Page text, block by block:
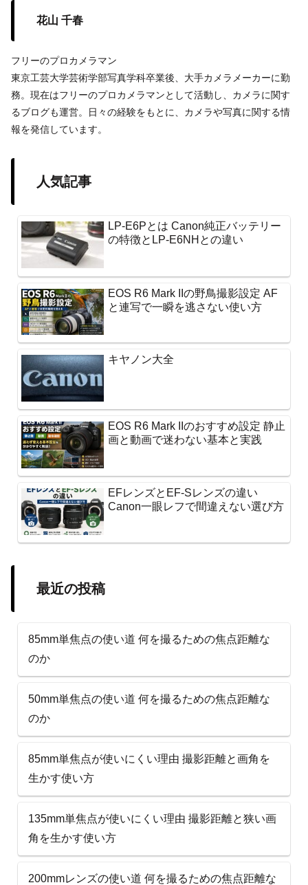
花山 千春
フリーのプロカメラマン
東京工芸大学芸術学部写真学科卒業後、大手カメラメーカーに勤
務。現在はフリーのプロカメラマンとして活動し、カメラに関す
るブログも運営。日々の経験をもとに、カメラや写真に関する情
報を発信しています。
人気記事
LP-E6Pとは Canon純正バッテリー
の特徴とLP-E6NHとの違い
EOS R6 Mark IIの野鳥撮影設定 AF
と連写で一瞬を逃さない使い方
キヤノン大全
EOS R6 Mark IIのおすすめ設定 静止
画と動画で迷わない基本と実践
EFレンズとEF-Sレンズの違い
Canon一眼レフで間違えない選び方
最近の投稿
85mm単焦点の使い道 何を撮るための焦点距離な
のか
50mm単焦点の使い道 何を撮るための焦点距離な
のか
85mm単焦点が使いにくい理由 撮影距離と画角を
生かす使い方
135mm単焦点が使いにくい理由 撮影距離と狭い画
角を生かす使い方
200mmレンズの使い道 何を撮るための焦点距離な